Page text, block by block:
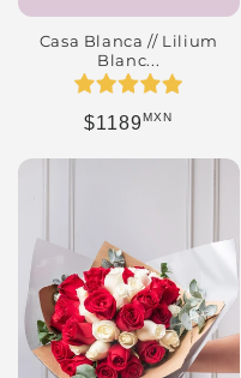
Casa Blanca // Lilium
Blanc...
Precio habitual
$1189MXN